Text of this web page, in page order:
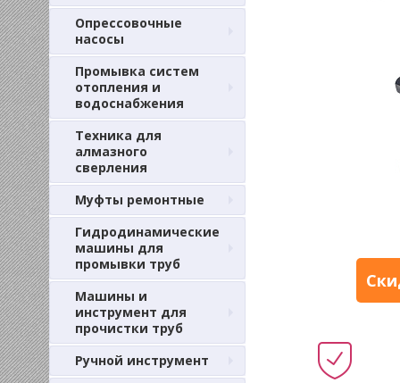
Опрессовочные
насосы
Промывка систем
отопления и
водоснабжения
Техника для
алмазного
сверления
Муфты ремонтные
Гидродинамические
машины для
промывки труб
Машины и
инструмент для
прочистки труб
Ручной инструмент